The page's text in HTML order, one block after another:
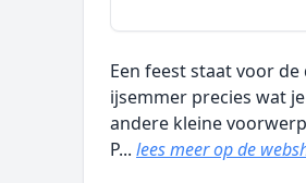
Een feest staat voor
ijsemmer precies wat
andere kleine
P... lees meer op de